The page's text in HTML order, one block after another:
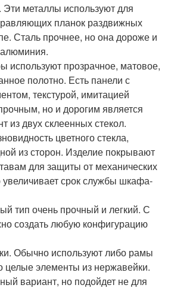
металлы используют для
планок раздвижных
Сталь прочнее, но она дороже и
используют прозрачное, матовое,
полотно. Есть панели с
текстурой, имитацией
но и дорогим является
из двух склеенных стекол.
цветного стекла,
из сторон. Изделие покрывают
для защиты от механических
срок службы шкафа-
тип очень прочный и легкий. С
создать любую конфигурацию
Обычно используют либо рамы
целые элементы из нержавейки.
вариант, но подойдет не для